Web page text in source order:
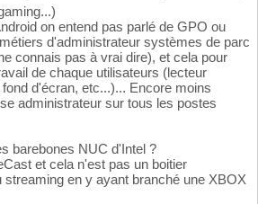
on entend pas parlé de GPO ou
d'administrateur systèmes de parc
connais pas à vrai dire), et cela pour
de chaque utilisateurs (lecteur
d'écran, etc...)... Encore moins
administrateur sur tous les postes
barebones NUC d'Intel ?
et cela n'est pas un boitier
streaming en y ayant branché une XBOX